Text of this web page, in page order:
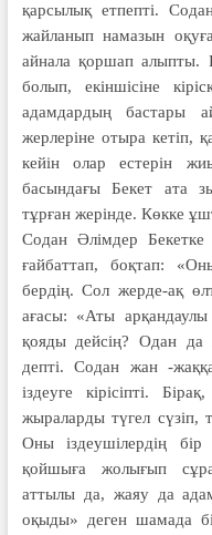
қарсылық етпепті.
жайланып намазын
айнала қоршап алыпты.
болып, екіншісіне
адамдардың бастары
жерлеріне отыра кетіп,
кейін олар естерін
басындағы Бекет ата
тұрған жерінде. Көкке
Содан Әлімдер Бекетке
ғайбаттап, боқтап:
бердің. Сол жерде-ақ
ағасы: «Аты
қояды дейсің? Одан
депті. Содан жан -
іздеуге кірісіпті.
жыраларды түгел сүзіп,
Оны іздеушілердің
қойшыға жолығып
аттылы да, жаяу да
оқыды» деген шамада